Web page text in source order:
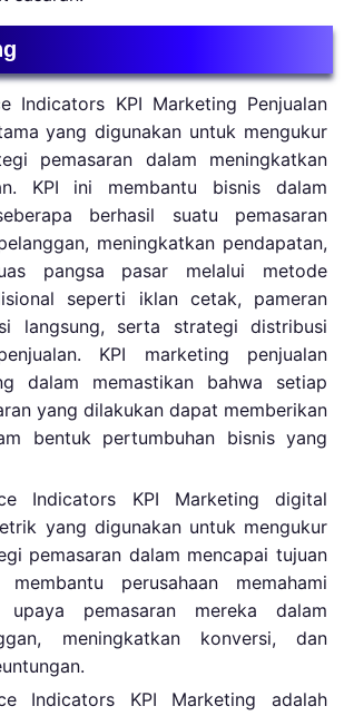
Indicators KPI Marketing Penjualan
yang digunakan untuk mengukur
pemasaran dalam meningkatkan
KPI ini membantu bisnis dalam
berhasil suatu pemasaran
meningkatkan pendapatan,
pangsa pasar melalui metode
seperti iklan cetak, pameran
langsung, serta strategi distribusi
KPI marketing penjualan
dalam memastikan bahwa setiap
yang dilakukan dapat memberikan
bentuk pertumbuhan bisnis yang
Indicators KPI Marketing digital
yang digunakan untuk mengukur
pemasaran dalam mencapai tujuan
perusahaan memahami
pemasaran mereka dalam
meningkatkan konversi, dan
Indicators KPI Marketing adalah